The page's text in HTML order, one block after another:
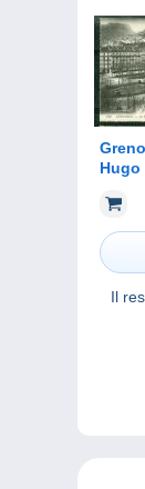
Hugo
Il